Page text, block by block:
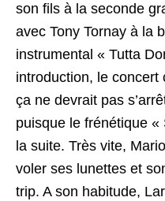
son fils à la seconde
avec Tony Tornay à la
instrumental « Tutta
introduction, le concert
ça ne devrait pas
puisque le frénétique «
la suite. Très vite,
voler ses lunettes et
trip. A son habitude,